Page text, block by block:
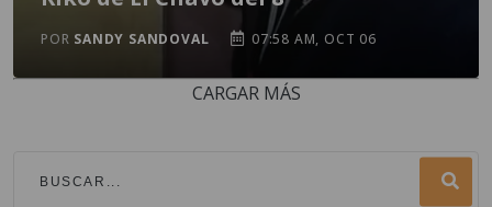
POR SANDY SANDOVAL 07:58 AM, OCT 06
CARGAR MÁS